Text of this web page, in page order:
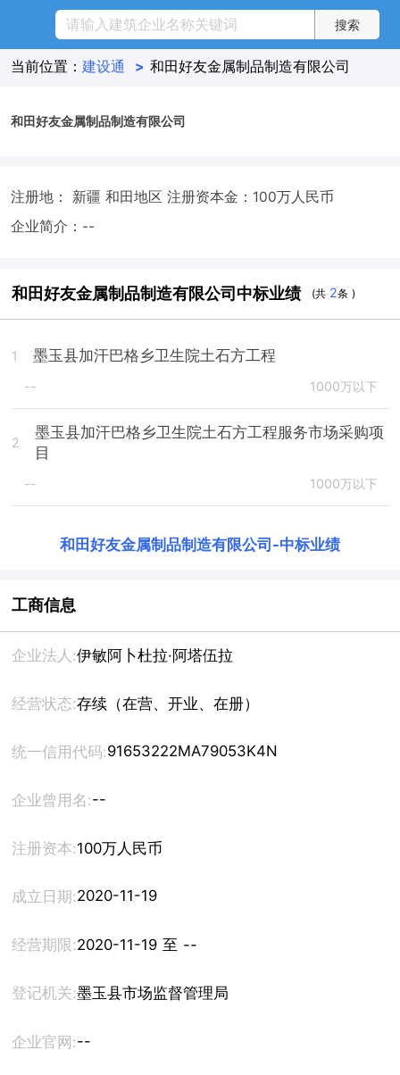
当前位置： 建设通 > 和田好友金属制品制造有限公司
和田好友金属制品制造有限公司
注册地： 新疆 和田地区 注册资本金：100万人民币
企业简介：--
和田好友金属制品制造有限公司中标业绩 (共 2条 )
1 墨玉县加汗巴格乡卫生院土石方工程
-- 1000万以下
2
墨玉县加汗巴格乡卫生院土石方工程服务市场采购项
目
-- 1000万以下
和田好友金属制品制造有限公司 -中标业绩
工商信息
企业法人:伊敏阿卜杜拉·阿塔伍拉
经营状态:存续（在营、开业、在册）
统一信用代码:91653222MA79053K4N
企业曾用名:--
注册资本:100万人民币
成立日期:2020-11-19
经营期限: 2020-11-19 至 --
登记机关:墨玉县市场监督管理局
企业官网:--